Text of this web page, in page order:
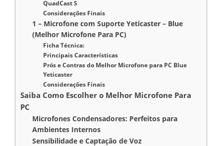
QuadCast S
Considerações Finais
1 – Microfone com Suporte Yeticaster – Blue
(Melhor Microfone Para PC)
Ficha Técnica:
Principais Características
Prós e Contras do Melhor Microfone para PC Blue
Yeticaster
Considerações Finais
Saiba Como Escolher o Melhor Microfone Para
PC
Microfones Condensadores: Perfeitos para
Ambientes Internos
Sensibilidade e Captação de Voz